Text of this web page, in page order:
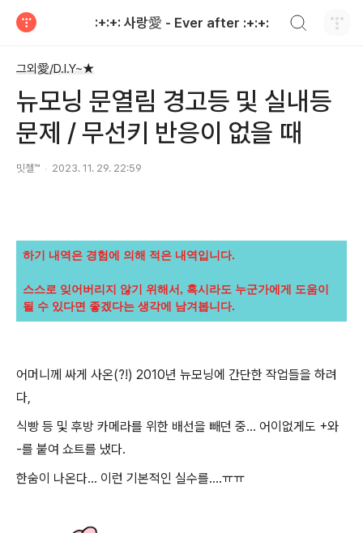
:+:+: 사랑愛 - Ever after :+:+:
그외愛/D.I.Y~★
뉴모닝 문열림 경고등 및 실내등
문제 / 무선키 반응이 없을 때
밋첼™ 2023. 11. 29. 22:59
하기 내역은 경험에 의해 적은 내역입니다.
스스로 잊어버리지 않기 위해서, 혹시라도 누군가에게 도움이
될 수 있다면 좋겠다는 생각에 남겨봅니다.
어머니께 싸게 사온(?!) 2010년 뉴모닝에 간단한 작업들을 하려
다,
식빵 등 및 후방 카메라를 위한 배선을 빼던 중... 어이없게도 +와
-를 붙여 쇼트를 냈다.
한숨이 나온다... 이런 기본적인 실수를....ㅠㅠ